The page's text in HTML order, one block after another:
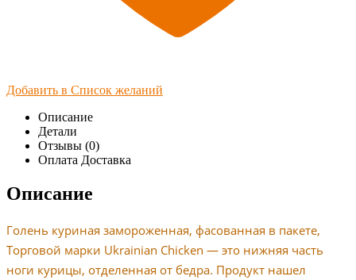
Добавить в Список желаний
Описание
Детали
Отзывы (0)
Оплата Доставка
Описание
Голень куриная замороженная, фасованная в пакете,
Торговой марки Ukrainian Chicken — это нижняя часть
ноги курицы, отделенная от бедра. Продукт нашел